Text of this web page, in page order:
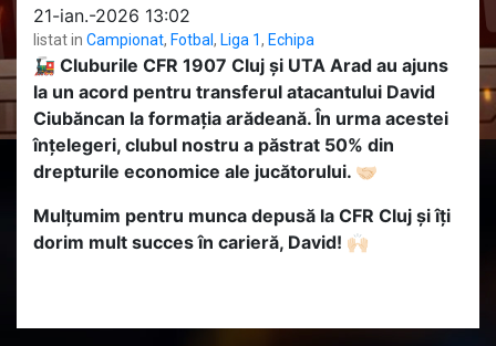
21-ian.-2026 13:02
listat in Campionat, Fotbal , Liga 1, Echipa
🚂 Cluburile CFR 1907 Cluj și UTA Arad au ajuns
la un acord pentru transferul atacantului David
Ciubăncan la formația arădeană. În urma acestei
înțelegeri, clubul nostru a păstrat 50% din
drepturile economice ale jucătorului. 🤝🏻
Mulţumim pentru munca depusă la CFR Cluj şi îți
dorim mult succes în carieră, David! 🙌🏻